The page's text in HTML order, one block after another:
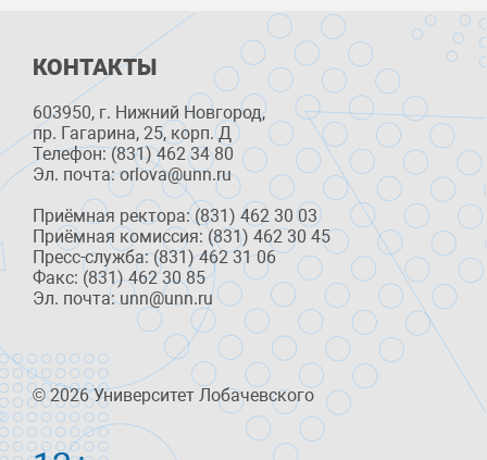
КОНТАКТЫ
603950, г. Нижний Новгород,
пр. Гагарина, 25, корп. Д
Телефон: (831) 462 34 80
Эл. почта: orlova@unn.ru
Приёмная ректора: (831) 462 30 03
Приёмная комиссия: (831) 462 30 45
Пресс-служба: (831) 462 31 06
Факс: (831) 462 30 85
Эл. почта: unn@unn.ru
© 2026 Университет Лобачевского